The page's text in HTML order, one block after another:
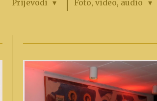
Prijevodi Foto, video, аudio